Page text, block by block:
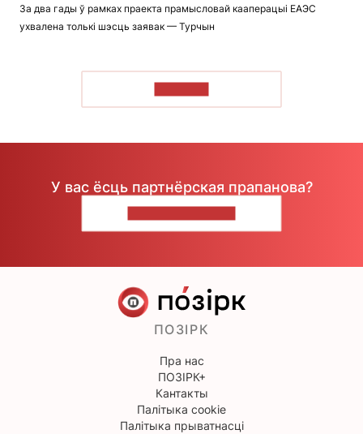
За два гады ў рамках праекта прамысловай кааперацыі ЕАЭС
ухвалена толькі шэсць заявак — Турчын
У вас ёсць партнёрская прапанова?
ПОЗІРК
Пра нас
ПОЗІРК+
Кантакты
Палітыка cookie
Палітыка прыватнасці